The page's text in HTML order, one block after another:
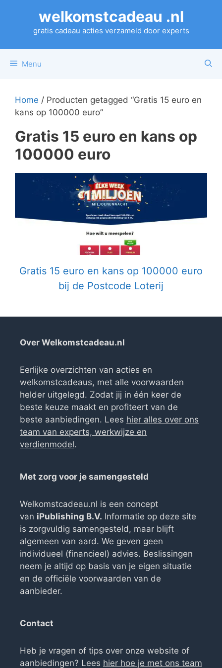
welkomstcadeau .nl
gratis cadeau acties verzameld door experts
Menu
Home / Producten getagged “Gratis 15 euro en
kans op 100000 euro”
Gratis 15 euro en kans op
100000 euro
Gratis 15 euro en kans op 100000 euro
bij de Postcode Loterij
Over Welkomstcadeau.nl
Eerlijke overzichten van acties en
welkomstcadeaus, met alle voorwaarden
helder uitgelegd. Zodat jij in één keer de
beste keuze maakt en profiteert van de
beste aanbiedingen. Lees hier alles over ons
team van experts, werkwijze en
verdienmodel.
Met zorg voor je samengesteld
Welkomstcadeau.nl is een concept
van iPublishing B.V. Informatie op deze site
is zorgvuldig samengesteld, maar blijft
algemeen van aard. We geven geen
individueel (financieel) advies. Beslissingen
neem je altijd op basis van je eigen situatie
en de officiële voorwaarden van de
aanbieder.
Contact
Heb je vragen of tips over onze website of
aanbiedingen? Lees hier hoe je met ons team